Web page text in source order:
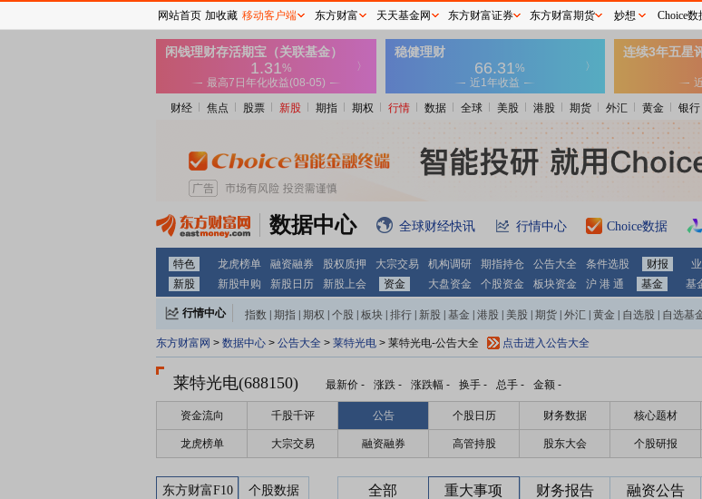
财经 焦点 股票 新股 期指 期权 行情 数据 全球 美股 港股 期货 外汇 黄金 银行
数据中心 全球财经快讯 行情中心 Choice数据
特色 龙虎榜单 融资融券 股权质押 大宗交易 机构调研 期指持仓 公告大全 条件选股 财报
新股
新股申购 新股日历 新股上会 资金 大盘资金 个股资金 板块资金 沪 港 通 基金 基
行情中心 指数 期指 期权 个股 板块 排行 新股 基金 港股 美股 期货 外汇 黄金 自选股 自选基
东方财富网 > 数据中心 > 公告大全 > 莱特光电 > 莱特光电-公告大全 点击进入公告大全
莱特光电(688150) 最新价 - 涨跌 - 涨跌幅 - 换手 - 总手 - 金额 -
资金流向 千股千评 公告 个股日历 财务数据 核心题材
龙虎榜单 大宗交易 融资融券 高管持股 股东大会 个股研报
东方财富F10 个股数据 全部 重大事项 财务报告 融资公告
网站首页 加收藏 移动客户端 东方财富 天天基金网 东方财富证券 东方财富期货 妙想 Choice数